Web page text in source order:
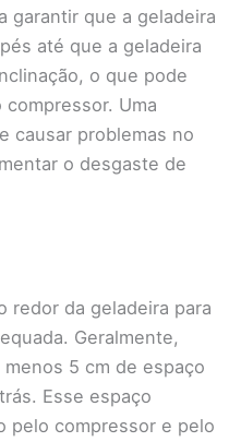
garantir que a geladeira
até que a geladeira
o que pode
Uma
causar problemas no
o desgaste de
redor da geladeira para
Geralmente,
5 cm de espaço
Esse espaço
pelo compressor e pelo